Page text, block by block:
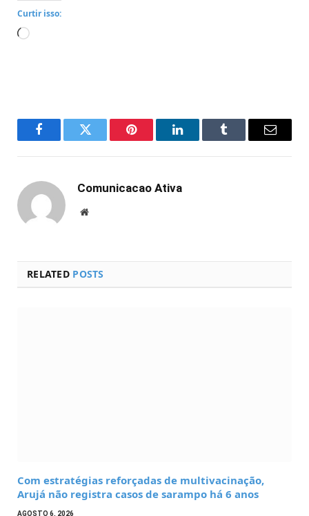
Curtir isso:
Carregando...
FacebookTwitter Pinterest LinkedInTumblr Email
Comunicacao Ativa
Website
RELATED POSTS
Com estratégias reforçadas de multivacinação,
Arujá não registra casos de sarampo há 6 anos
AGOSTO 6, 2026